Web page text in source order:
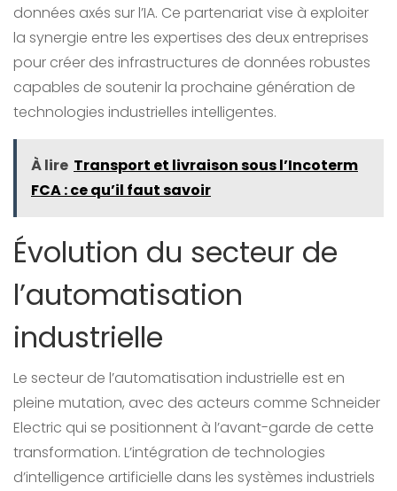
données axés sur l’IA. Ce partenariat vise à exploiter
la synergie entre les expertises des deux entreprises
pour créer des infrastructures de données robustes
capables de soutenir la prochaine génération de
technologies industrielles intelligentes.
À lire Transport et livraison sous l’Incoterm
FCA : ce qu’il faut savoir
Évolution du secteur de
l’automatisation
industrielle
Le secteur de l’automatisation industrielle est en
pleine mutation, avec des acteurs comme Schneider
Electric qui se positionnent à l’avant-garde de cette
transformation. L’intégration de technologies
d’intelligence artificielle dans les systèmes industriels